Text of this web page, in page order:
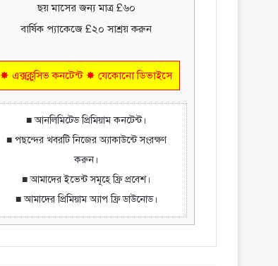
ছয় মাসের জন্য মাত্র £৬০
বার্ষিক প্যাকেজে £২০ সাশ্রয় করুন
✸ এক্সক্লুসিভ কনটেন্ট ✸ যেকোনো ডিভাইসে
■ আনলিমিটেড প্রিমিয়াম কনটেন্ট।
■ পছন্দের খবরটি নিজের অ্যাকাউন্টে সংরক্ষণ
করুন।
■ আমাদের ইভেন্ট সমূহে ফ্রি প্রবেশ।
■ আমাদের প্রিমিয়াম অ্যাপ ফ্রি ডাউনোড।